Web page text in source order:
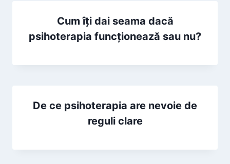
Cum îți dai seama dacă
psihoterapia funcționează sau nu?
De ce psihoterapia are nevoie de
reguli clare